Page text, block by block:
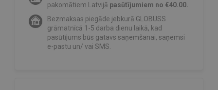
pakomātiem Latvijā pasūtījumiem no €40.00.
Bezmaksas piegāde jebkurā GLOBUSS
grāmatnīcā 1-5 darba dienu laikā, kad
pasūtījums būs gatavs saņemšanai, saņemsi
e-pastu un/ vai SMS.